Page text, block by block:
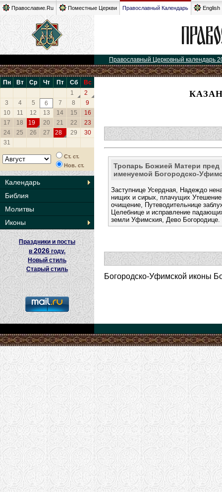
Православие.Ru Поместные Церкви Православный Календарь English
Православный Церковный календарь
Пн Вт Ср Чт Пт Сб
Вс
1
2
3
4 5 6 7 8
9
10
11 12 13 14 15
16
17
18 19 20 21 22
23
24
25 26 27 28 29
30
31
Ст. ст.
Нов. ст.
Календарь
Библия
Молитвы
Иконы
Праздники и посты
в2026 году.
Новый стиль
Старый стиль
Тропарь Божией Матери пред
именуемой Богородско-
Заступнице Усердная, Надеждо
нищих и сирых, плачущих
очищение, Путеводительнице
Целебнице и исправление
земли Уфимския, Дево Богородице.
Богородско-Уфимской иконы